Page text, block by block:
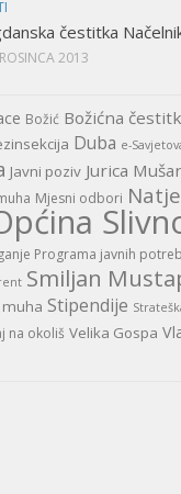
čestitka
2013
Božić Božićna
Duba e-
Javni poziv Jurica
Mjesni odbori
Programa javnih
Smiljan
Stipendije
na okoliš Velika Gospa